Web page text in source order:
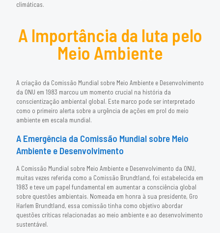
climáticas.
A Importância da luta pelo
Meio Ambiente
A criação da Comissão Mundial sobre Meio Ambiente e Desenvolvimento
da ONU em 1983 marcou um momento crucial na história da
conscientização ambiental global. Este marco pode ser interpretado
como o primeiro alerta sobre a urgência de ações em prol do meio
ambiente em escala mundial.
A Emergência da Comissão Mundial sobre Meio
Ambiente e Desenvolvimento
A Comissão Mundial sobre Meio Ambiente e Desenvolvimento da ONU,
muitas vezes referida como a Comissão Brundtland, foi estabelecida em
1983 e teve um papel fundamental em aumentar a consciência global
sobre questões ambientais. Nomeada em honra à sua presidente, Gro
Harlem Brundtland, essa comissão tinha como objetivo abordar
questões críticas relacionadas ao meio ambiente e ao desenvolvimento
sustentável.